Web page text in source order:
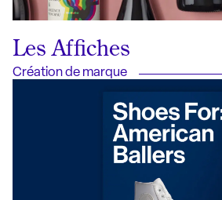
Les Affiches
Création de marque